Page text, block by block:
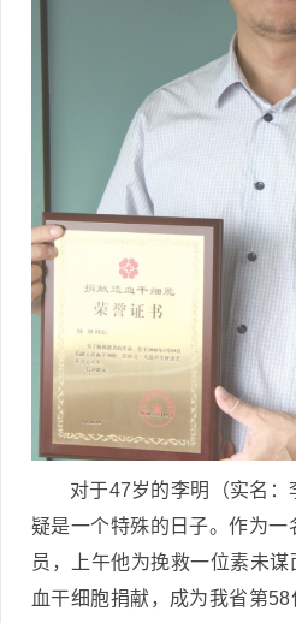
对于47岁的李明（实名
疑是一个特殊的日子。作为一
员，上午他为挽救一位素未
血干细胞捐献，成为我省第